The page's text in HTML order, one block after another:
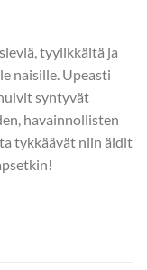
tyylikkäitä ja
naisille. Upeasti
syntyvät
havainnollisten
tykkäävät niin äidit